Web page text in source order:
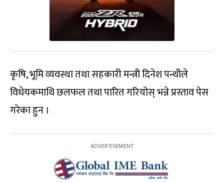
कृषि, भूमि व्यवस्था तथा सहकारी मन्त्री दिनेश पन्थीले
विधेयकमाथि छलफल तथा पारित गरियोस् भन्ने प्रस्ताव पेस
गरेका हुन ।